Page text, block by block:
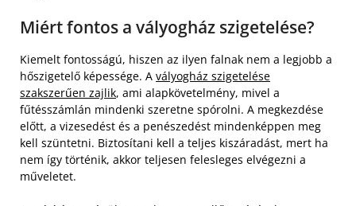
Miért fontos a vályogház szigetelése?
Kiemelt fontosságú, hiszen az ilyen falnak nem a legjobb a
hőszigetelő képessége. A vályogház szigetelése
szakszerűen zajlik, ami alapkövetelmény, mivel a
fűtésszámlán mindenki szeretne spórolni. A megkezdése
előtt, a vizesedést és a penészedést mindenképpen meg
kell szüntetni. Biztosítani kell a teljes kiszáradást, mert ha
nem így történik, akkor teljesen felesleges elvégezni a
műveletet.